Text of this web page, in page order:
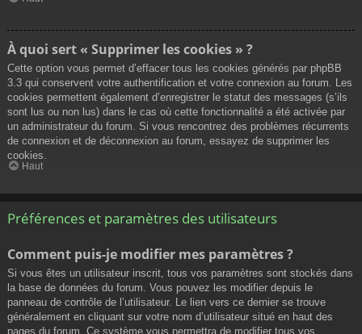
À quoi sert « Supprimer les cookies » ?
Cette option vous permet d’effacer tous les cookies générés par phpBB
3.3 qui conservent votre authentification et votre connexion au forum. Les
cookies permettent également d’enregistrer le statut des messages (s’ils
sont lus ou non lus) dans le cas où cette fonctionnalité a été activée par
un administrateur du forum. Si vous rencontrez des problèmes récurrents
de connexion et de déconnexion au forum, essayez de supprimer les
cookies.
Haut
Préférences et paramètres des utilisateurs
Comment puis-je modifier mes paramètres ?
Si vous êtes un utilisateur inscrit, tous vos paramètres sont stockés dans
la base de données du forum. Vous pouvez les modifier depuis le
panneau de contrôle de l’utilisateur. Le lien vers ce dernier se trouve
généralement en cliquant sur votre nom d’utilisateur situé en haut des
pages du forum. Ce système vous permettra de modifier tous vos